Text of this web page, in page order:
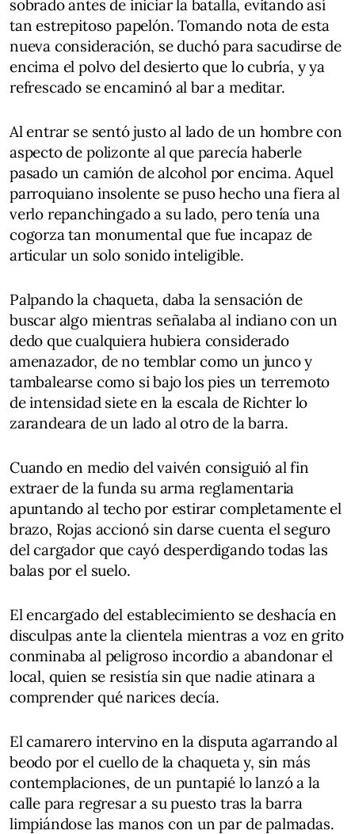
sobrado antes de iniciar la batalla, evitando así
tan estrepitoso papelón. Tomando nota de esta
nueva consideración, se duchó para sacudirse de
encima el polvo del desierto que lo cubría, y ya
refrescado se encaminó al bar a meditar.
Al entrar se sentó justo al lado de un hombre con
aspecto de polizonte al que parecía haberle
pasado un camión de alcohol por encima. Aquel
parroquiano insolente se puso hecho una fiera al
verlo repanchingado a su lado, pero tenía una
cogorza tan monumental que fue incapaz de
articular un solo sonido inteligible.
Palpando la chaqueta, daba la sensación de
buscar algo mientras señalaba al indiano con un
dedo que cualquiera hubiera considerado
amenazador, de no temblar como un junco y
tambalearse como si bajo los pies un terremoto
de intensidad siete en la escala de Richter lo
zarandeara de un lado al otro de la barra.
Cuando en medio del vaivén consiguió al fin
extraer de la funda su arma reglamentaria
apuntando al techo por estirar completamente el
brazo, Rojas accionó sin darse cuenta el seguro
del cargador que cayó desperdigando todas las
balas por el suelo.
El encargado del establecimiento se deshacía en
disculpas ante la clientela mientras a voz en grito
conminaba al peligroso incordio a abandonar el
local, quien se resistía sin que nadie atinara a
comprender qué narices decía.
El camarero intervino en la disputa agarrando al
beodo por el cuello de la chaqueta y, sin más
contemplaciones, de un puntapié lo lanzó a la
calle para regresar a su puesto tras la barra
limpiándose las manos con un par de palmadas.